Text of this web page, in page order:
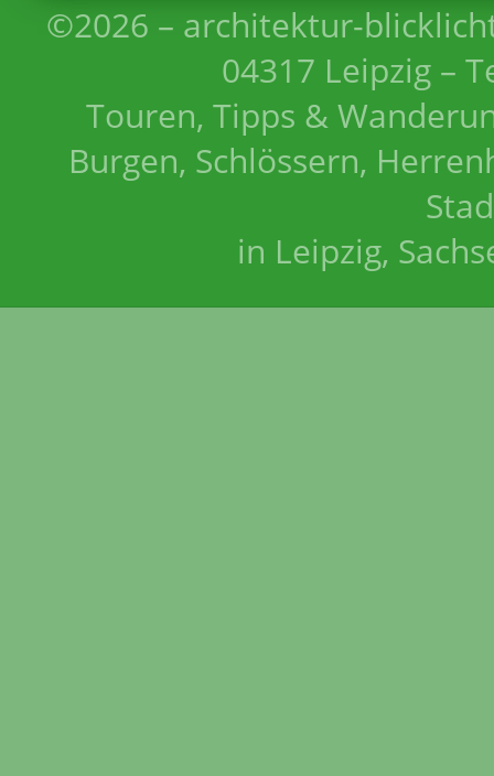
©2026 – architektur-
04317 Leipzig –
Touren, Tipps &
Burgen, Schlössern,
in Leipzig,